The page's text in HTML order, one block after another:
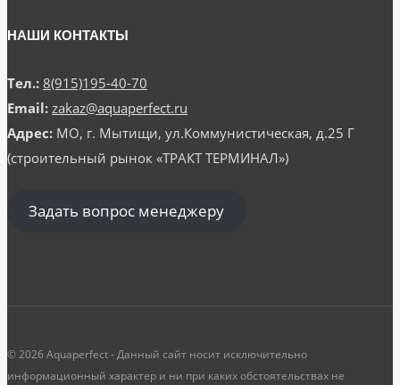
НАШИ КОНТАКТЫ
Тел.: 8(915)195-40-70
Email: zakaz@aquaperfect.ru
Адрес: МО, г. Мытищи, ул.Коммунистическая, д.25 Г
(строительный рынок «ТРАКТ ТЕРМИНАЛ»)
Задать вопрос менеджеру
© 2026 Aquaperfect - Данный сайт носит исключительно
информационный характер и ни при каких обстоятельствах не